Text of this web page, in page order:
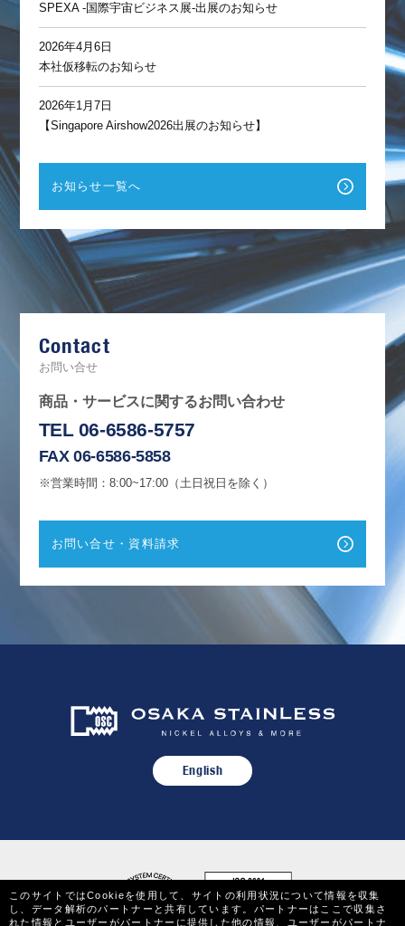
SPEXA -国際宇宙ビジネス展-出展のお知らせ
2026年4月6日
本社仮移転のお知らせ
2026年1月7日
【Singapore Airshow2026出展のお知らせ】
お知らせ一覧へ
e
o
o
k
Contact
お問い合せ
商品・サービスに関するお問い合わせ
TEL 06-6586-5757
FAX 06-6586-5858
※営業時間：8:00~17:00（土日祝日を除く）
お問い合せ・資料請求
English
このサイトではCookieを使用して、サイトの利用状況について情報を収集
し、データ解析のパートナーと共有しています。パートナーはここで収集さ
れた情報とユーザーがパートナーに提供した他の情報、ユーザーがパートナ